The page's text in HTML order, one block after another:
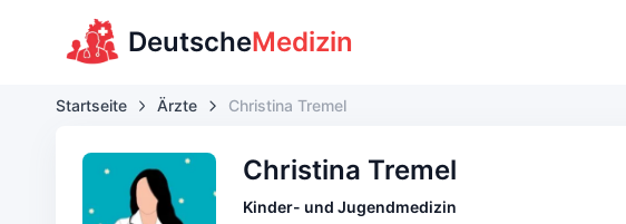
DeutscheMedizin
Startseite Ärzte Christina Tremel
Christina Tremel
Kinder- und Jugendmedizin